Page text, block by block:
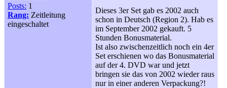
Posts: 1
Rang: Zeitleitung
eingeschaltet
Dieses 3er Set gab es 2002 auch
schon in Deutsch (Region 2). Hab es
im September 2002 gekauft. 5
Stunden Bonusmaterial.
Ist also zwischenzeitlich noch ein 4er
Set erschienen wo das Bonusmaterial
auf der 4. DVD war und jetzt
bringen sie das von 2002 wieder raus
nur in einer anderen Verpackung?!